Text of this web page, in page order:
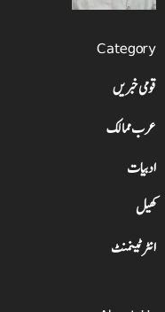
Category
قومی خبریں
عرب ممالک
ادبیات
کھیل
انٹرٹینمنٹ